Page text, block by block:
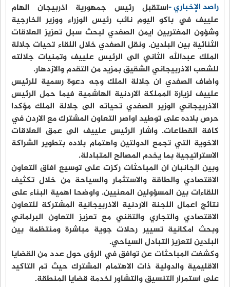
راصد الإخباري -استقبل رئيس جمهورية اذربيجان الهام
علييف في باكو اليوم نائب رئيس الوزراء ووزير الخارجية
وشؤون المغتربين ايمن الصفدي لبحث سبل تعزيز العلاقات
الثنائية بين البلدين. ونقل الصفدي خلال اللقاء تحيات جلالة
الملك عبدالله الثاني الى الرئيس علييف وتمنيات جلالته
للشعب الاذربيجاني الشقيق بمزيد من التقدم والازدهار.
واضاف الصفدي ان جلالة الملك وجه دعوة رسمية للرئيس
علييف لزيارة المملكة الاردنية الهاشمية فيما حمل الرئيس
الاذربيجاني الوزير الصفدي تحياته الى جلالة الملك مؤكدا
حرص بلاده على توطيد اواصر التعاون المشترك مع الاردن في
كافة القطاعات. واشار الرئيس علييف الى عمق العلاقات
الاخوية التي تجمع الدولتين واهتمام بلاده بتطوير الشراكة
الاستراتيجية بما يخدم المصالح المتبادلة.
وبين الجانبان ان المباحثات ركزت على توسيع افاق التعاون
الاقتصادي والطاقة والاستثمار والسياحة من خلال تكثيف
اللقاءات بين المسؤولين المعنيين. واوضحا اهمية البناء على
نتائج اعمال اللجنة الاردنية الاذربيجانية المشتركة للتعاون
الاقتصادي والتجاري والتقني مع تعزيز التعاون البرلماني
وبحث امكانية تسيير رحلات جوية مباشرة ومنتظمة بين
البلدين لتعزيز التبادل السياحي.
وكشفت المباحثات عن توافق في الرؤى حول عدد من القضايا
الاقليمية والدولية ذات الاهتمام المشترك حيث تم التاكيد
على استمرار التنسيق والتشاور لخدمة قضايا المنطقة.